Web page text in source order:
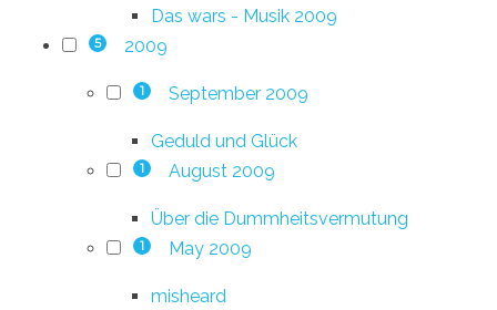
Das wars - Musik 2009
5 2009
1 September 2009
Geduld und Glück
1 August 2009
Über die Dummheitsvermutung
1 May 2009
misheard